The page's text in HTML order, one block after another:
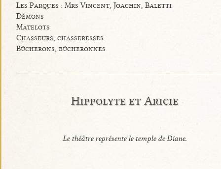
Les Parques : Mrs Vincent, Joachin, Baletti
Démons
Matelots
Chasseurs, chasseresses
Bûcherons, bûcheronnes
Hippolyte et Aricie
Le théâtre représente le temple de Diane.